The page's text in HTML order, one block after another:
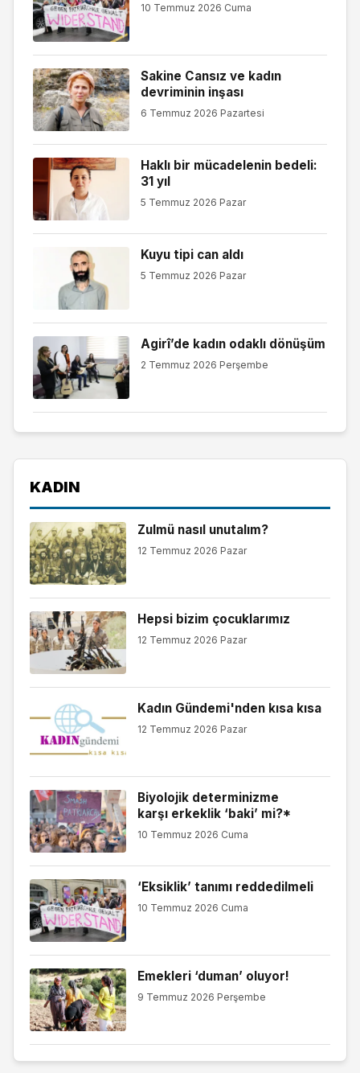
10 Temmuz 2026 Cuma
Sakine Cansız ve kadın
devriminin inşası
6 Temmuz 2026 Pazartesi
Haklı bir mücadelenin bedeli:
31 yıl
5 Temmuz 2026 Pazar
Kuyu tipi can aldı
5 Temmuz 2026 Pazar
Agirî’de kadın odaklı dönüşüm
2 Temmuz 2026 Perşembe
KADIN
Zulmü nasıl unutalım?
12 Temmuz 2026 Pazar
Hepsi bizim çocuklarımız
12 Temmuz 2026 Pazar
Kadın Gündemi'nden kısa kısa
12 Temmuz 2026 Pazar
Biyolojik determinizme
karşı erkeklik ‘baki’ mi?*
10 Temmuz 2026 Cuma
‘Eksiklik’ tanımı reddedilmeli
10 Temmuz 2026 Cuma
Emekleri ‘duman’ oluyor!
9 Temmuz 2026 Perşembe